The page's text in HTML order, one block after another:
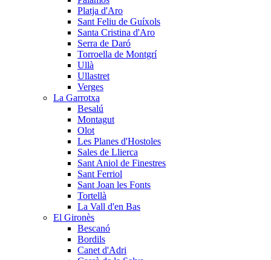
Platja d'Aro
Sant Feliu de Guíxols
Santa Cristina d'Aro
Serra de Daró
Torroella de Montgrí
Ullà
Ullastret
Verges
La Garrotxa
Besalú
Montagut
Olot
Les Planes d'Hostoles
Sales de Llierca
Sant Aniol de Finestres
Sant Ferriol
Sant Joan les Fonts
Tortellà
La Vall d'en Bas
El Gironès
Bescanó
Bordils
Canet d'Adri